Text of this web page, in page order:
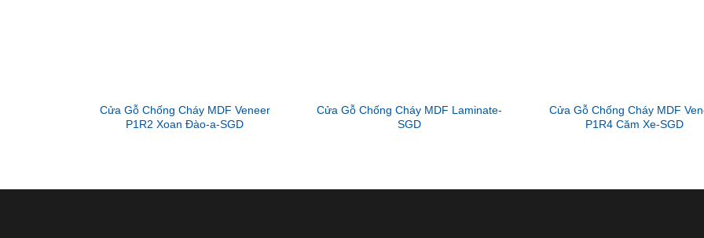
Cửa Gỗ Chống Cháy MDF Veneer
P1R2 Xoan Đào-a-SGD
Cửa Gỗ Chống Cháy MDF Laminate-
SGD
Cửa Gỗ Chống Cháy MDF
P1R4 Căm Xe-SGD